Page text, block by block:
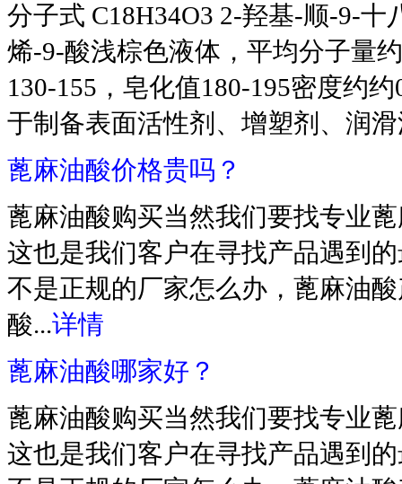
分子式 C18H34O3 2-羟基-顺-9-
烯-9-酸浅棕色液体，平均分子量
130-155，皂化值180-195密度约
于制备表面活性剂、增塑剂、润
蓖麻油酸价格贵吗？
蓖麻油酸购买当然我们要找专业
这也是我们客户在寻找产品遇到
不是正规的厂家怎么办，蓖麻油
酸...详情
蓖麻油酸哪家好？
蓖麻油酸购买当然我们要找专业
这也是我们客户在寻找产品遇到